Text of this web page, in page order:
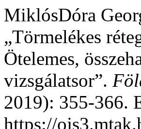
MiklósDóra
„Törmelékes
Ötelemes,
vizsgálatsor”.
2019): 355-366.
https://